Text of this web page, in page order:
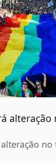
alteração
no